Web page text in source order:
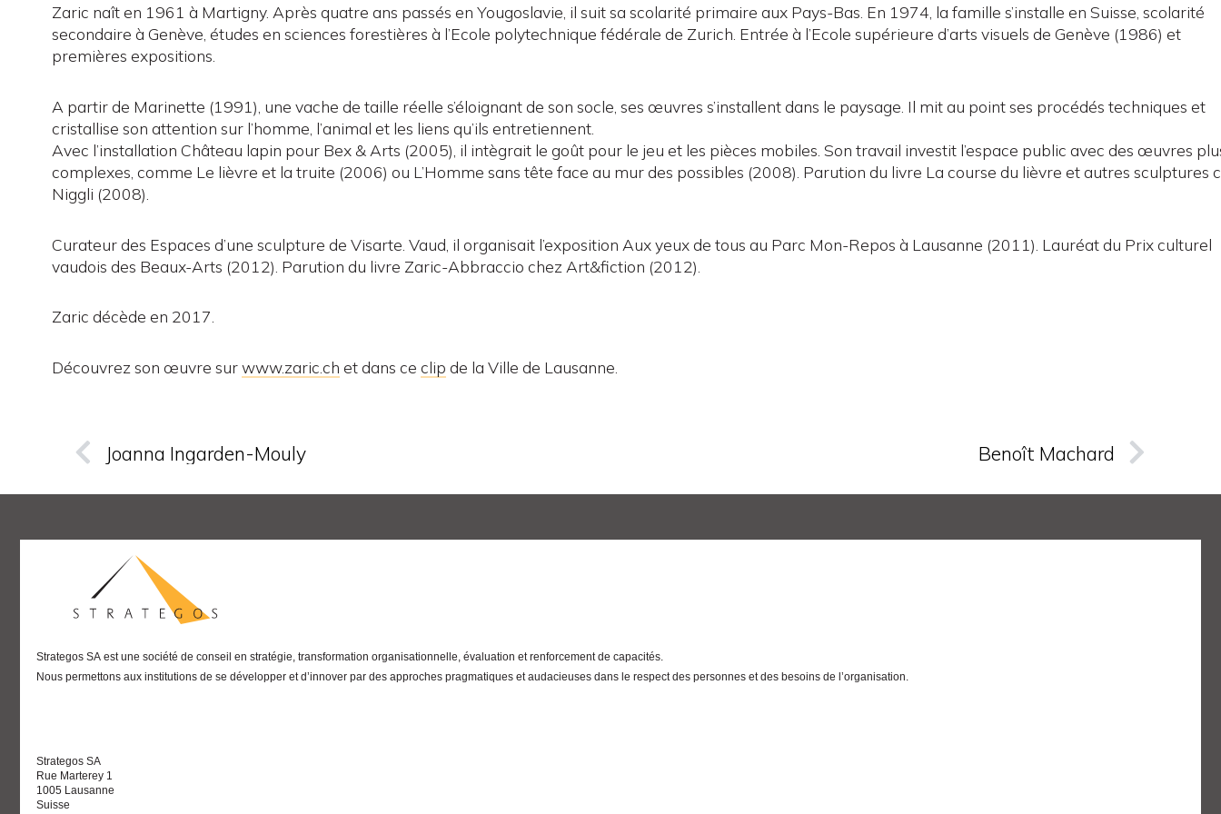
Zaric naît en 1961 à Martigny. Après quatre ans passés en Yougoslavie, il suit sa scolarité primaire aux Pays-Bas. En 1974, la famille s’installe en Suisse, scolarité
secondaire à Genève, études en sciences forestières à l’Ecole polytechnique fédérale de Zurich. Entrée à l’Ecole supérieure d’arts visuels de Genève (1986) et
premières expositions.
A partir de Marinette (1991), une vache de taille réelle s’éloignant de son socle, ses œuvres s’installent dans le paysage. Il mit au point ses procédés techniques et
cristallise son attention sur l’homme, l’animal et les liens qu’ils entretiennent.
Avec l’installation Château lapin pour Bex & Arts (2005), il intègrait le goût pour le jeu et les pièces mobiles. Son travail investit l’espace public avec des œuvres
complexes, comme Le lièvre et la truite (2006) ou L’Homme sans tête face au mur des possibles (2008). Parution du livre La course du lièvre et autres sculptures
Niggli (2008).
Curateur des Espaces d’une sculpture de Visarte. Vaud, il organisait l’exposition Aux yeux de tous au Parc Mon-Repos à Lausanne (2011). Lauréat du Prix culturel
vaudois des Beaux-Arts (2012). Parution du livre Zaric-Abbraccio chez Art&fiction (2012).
Zaric décède en 2017.
Découvrez son œuvre surwww.zaric.ch et dans ce clip de la Ville de Lausanne.
Joanna Ingarden-Mouly Benoît Machard
Strategos SAest une société de conseil en stratégie, transformation organisationnelle, évaluation et renforcement de capacités.
Nous permettons aux institutions de se développer et d’innover par des approches pragmatiques et audacieuses dans le respect des personnes et des besoins de l’organisation.
Strategos SA
Rue Marterey 1
1005 Lausanne
Suisse